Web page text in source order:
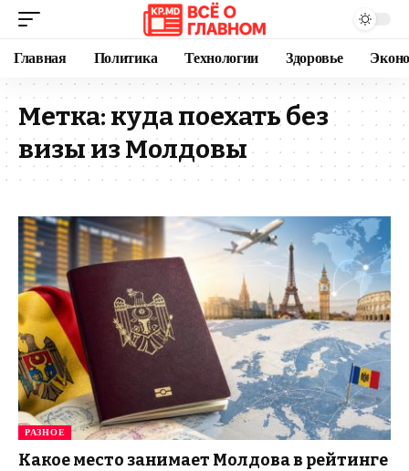
Главная Политика Технологии Здоровье
Метка: куда поехать без
визы из Молдовы
РАЗНОЕ
Какое место занимает Молдова в рейтинге